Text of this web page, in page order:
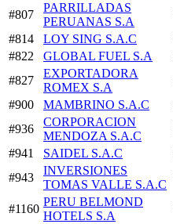
#807
PARRILLADAS
PERUANAS S.A
#814
LOY SING S.A.C
#822
GLOBAL FUEL S.A
#827
EXPORTADORA
ROMEX S.A
#900
MAMBRINO S.A.C
#936
CORPORACION
MENDOZA S.A.C
#941
SAIDEL S.A.C
#943
INVERSIONES
TOMAS VALLE S.A.C
#1160
PERU BELMOND
HOTELS S.A